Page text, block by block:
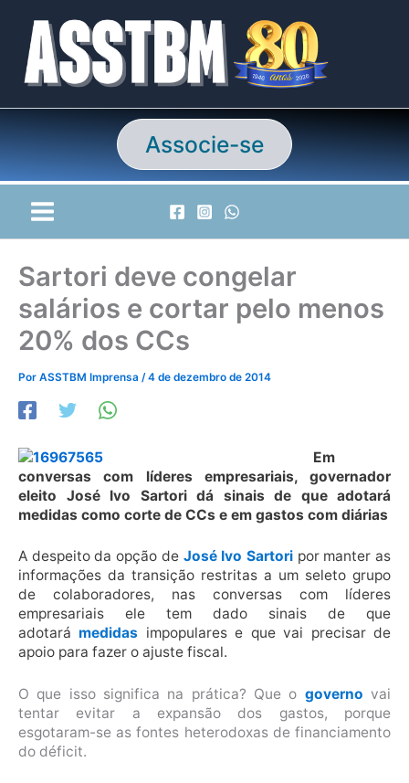
conteúdo
Associe-se
Sartori deve congelar
salários e cortar pelo menos
20% dos CCs
Por ASSTBM Imprensa /4 de dezembro de 2014
Em
conversas com líderes empresariais, governador
eleito José Ivo Sartori dá sinais de que adotará
medidas como corte de CCs e em gastos com diárias
A despeito da opção de José Ivo Sartoripor manter as
informações da transição restritas a um seleto grupo
de colaboradores, nas conversas com líderes
empresariais ele tem dado sinais de que
adotará medidas impopulares e que vai precisar de
apoio para fazer o ajuste fiscal.
O que isso significa na prática? Que o governo vai
tentar evitar a expansão dos gastos, porque
esgotaram-se as fontes heterodoxas de financiamento
do déficit.